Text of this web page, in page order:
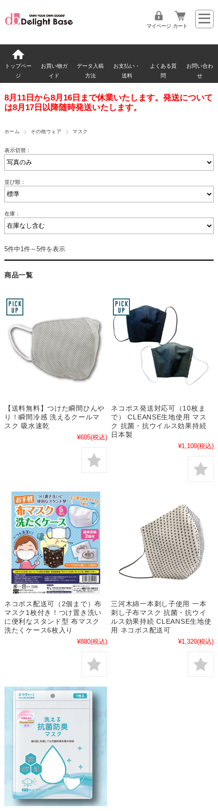
マイページ カート
トップペー
ジ
お買い物ガ
イド
データ入稿
方法
お支払い・
送料
よくある質
問
お問い合わ
せ
8月11日から8月16日まで休業いたします。発送について
は8月17日以降随時発送いたします。
ホーム その他ウェア マスク
表示切替：
並び順：
在庫：
5件中1件～5件を表示
商品一覧
【送料無料】つけた瞬間ひんや
り！瞬間冷感 洗えるクールマ
スク 吸水速乾
¥605(税込)
ネコポス発送対応可（10枚ま
で） CLEANSE生地使用 マス
ク 抗菌・抗ウイルス効果持続
日本製
¥1,100(税込)
ネコポス配送可（2個まで）布
マスク1枚付き！つけ置き洗い
に便利なスタンド型 布マスク
洗たくケース6枚入り
¥880(税込)
三河木綿一本刺し子使用 一本
刺し子布マスク 抗菌・抗ウイ
ルス効果持続 CLEANSE生地使
用 ネコポス配送可
¥1,320(税込)